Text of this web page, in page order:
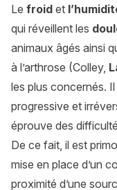
Le froid et
qui réveillent les
animaux âgés ainsi
à l’arthrose (Colley,
les plus concernés.
progressive et
éprouve des
De ce fait, il est
mise en place d’un
proximité d’une